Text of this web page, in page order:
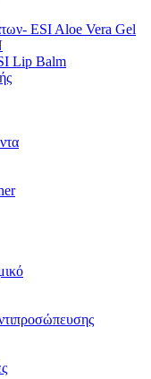
ESI Aloe Vera Gel
Lip Balm